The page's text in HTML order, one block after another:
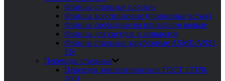
Фланцы стальные плоские
Фланцы воротниковые (приварные встык)
Фланцы свободные на приварном кольце
Фланцы для сосудов и аппаратов
Фланцы стальные зарубежные ASME/ANSI,
EN
Переходы стальные
Переходы концентрические ГОСТ 17378-
2001